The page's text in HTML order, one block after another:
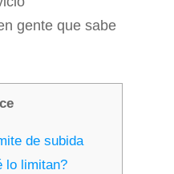
gente que sabe
de subida
lo limitan?